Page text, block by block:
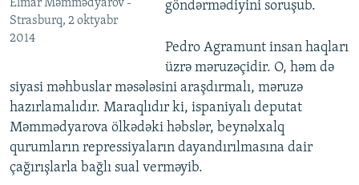
Elmar Məmmədyarov -
Strasburq, 2 oktyabr
2014
göndərmədiyini soruşub.
Pedro Agramunt insan haqları
üzrə məruzəçidir. O, həm də
siyasi məhbuslar məsələsini araşdırmalı, məruzə
hazırlamalıdır. Maraqlıdır ki, ispaniyalı deputat
Məmmədyarova ölkədəki həbslər, beynəlxalq
qurumların repressiyaların dayandırılmasına dair
çağırışlarla bağlı sual verməyib.